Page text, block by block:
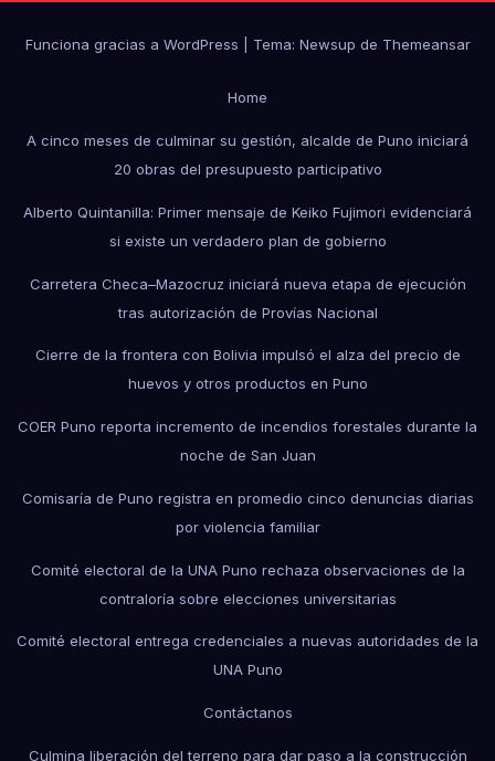
Funciona gracias a WordPress Tema: Newsup de Themeansar
Home
A cinco meses de culminar su gestión, alcalde de Puno iniciará
20 obras del presupuesto participativo
Alberto Quintanilla: Primer mensaje de Keiko Fujimori evidenciará
si existe un verdadero plan de gobierno
Carretera Checa–Mazocruz iniciará nueva etapa de ejecución
tras autorización de Provías Nacional
Cierre de la frontera con Bolivia impulsó el alza del precio de
huevos y otros productos en Puno
COER Puno reporta incremento de incendios forestales durante la
noche de San Juan
Comisaría de Puno registra en promedio cinco denuncias diarias
por violencia familiar
Comité electoral de la UNA Puno rechaza observaciones de la
contraloría sobre elecciones universitarias
Comité electoral entrega credenciales a nuevas autoridades de la
UNA Puno
Contáctanos
Culmina liberación del terreno para dar paso a la construcción